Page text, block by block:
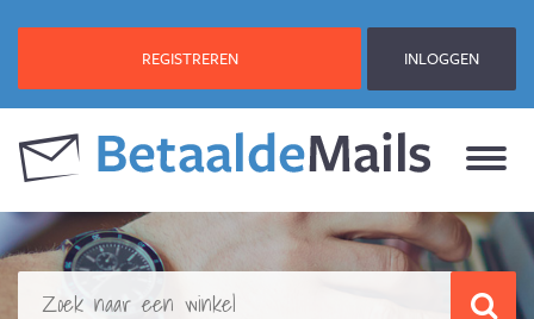
REGISTREREN INLOGGEN